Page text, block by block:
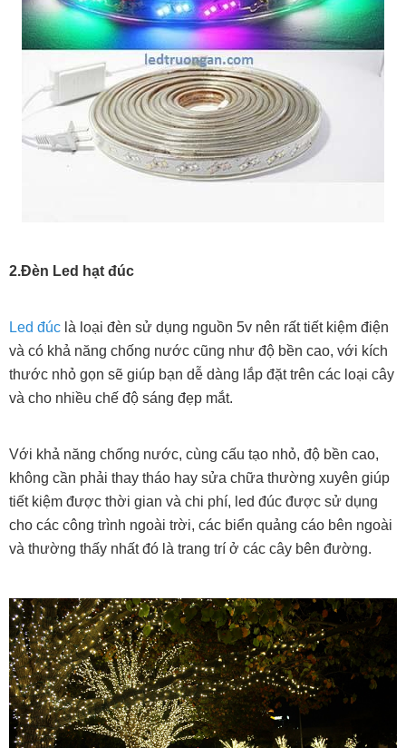
2.Đèn Led hạt đúc
Led đúc là loại đèn sử dụng nguồn 5v nên rất tiết kiệm điện
và có khả năng chống nước cũng như độ bền cao, với kích
thước nhỏ gọn sẽ giúp bạn dễ dàng lắp đặt trên các loại cây
và cho nhiều chế độ sáng đẹp mắt.
Với khả năng chống nước, cùng cấu tạo nhỏ, độ bền cao,
không cần phải thay tháo hay sửa chữa thường xuyên giúp
tiết kiệm được thời gian và chi phí, led đúc được sử dụng
cho các công trình ngoài trời, các biển quảng cáo bên ngoài
và thường thấy nhất đó là trang trí ở các cây bên đường.